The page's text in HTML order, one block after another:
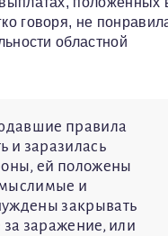
говоря, не
областной
правила
и заразилась
ей положены
мыслимые и
закрывать
заражение, или